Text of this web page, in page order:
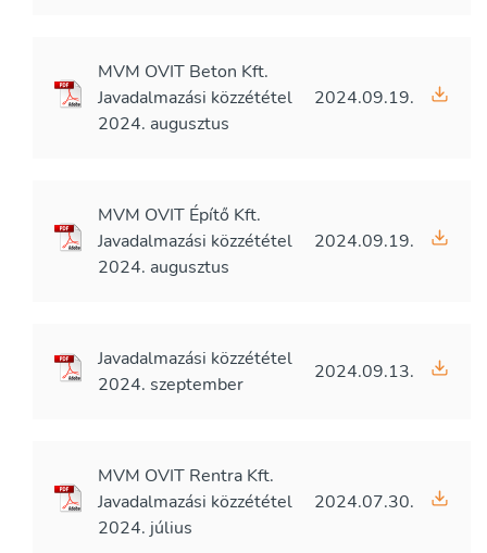
MVM OVIT Beton Kft.
Javadalmazási közzététel
2024. augusztus
2024.09.19.
MVM OVIT Építő Kft.
Javadalmazási közzététel
2024. augusztus
2024.09.19.
Javadalmazási közzététel
2024. szeptember
2024.09.13.
MVM OVIT Rentra Kft.
Javadalmazási közzététel
2024. július
2024.07.30.